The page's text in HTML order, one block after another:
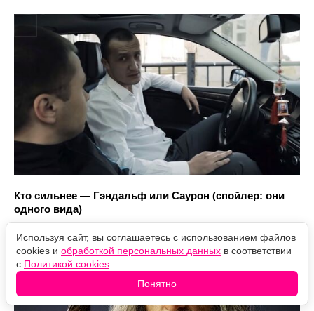
Кто сильнее — Гэндальф или Саурон (спойлер: они
одного вида)
Используя сайт, вы соглашаетесь с использованием файлов
cookies и обработкой персональных данных в соответствии
с Политикой cookies
Понятно